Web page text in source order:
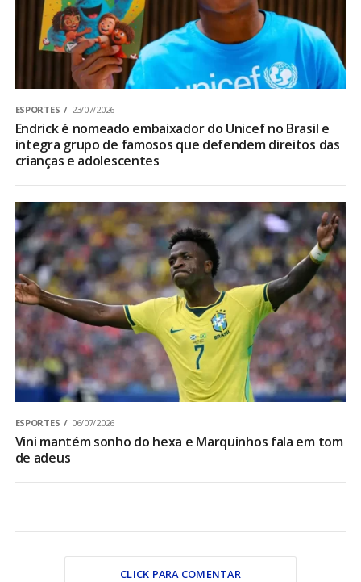
ESPORTES 23/07/2026
Endrick é nomeado embaixador do Unicef no Brasil e
integra grupo de famosos que defendem direitos das
crianças e adolescentes
ESPORTES 06/07/2026
Vini mantém sonho do hexa e Marquinhos fala em tom
de adeus
CLICK PARA COMENTAR